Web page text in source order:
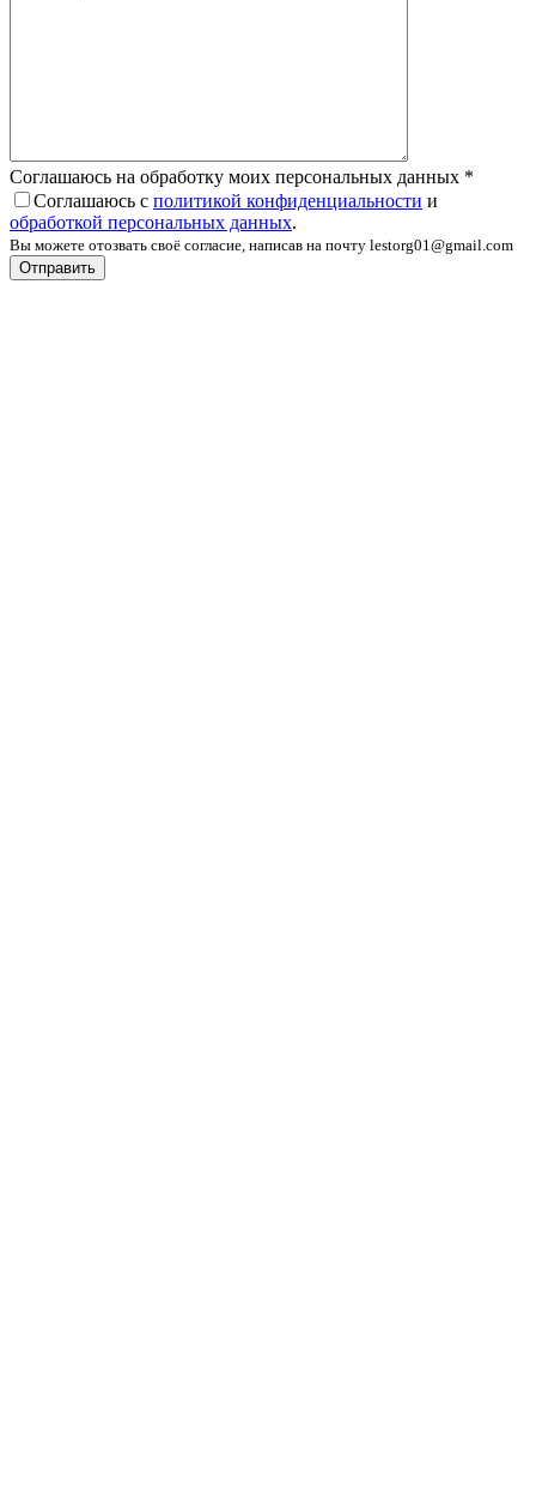
Соглашаюсь на обработку моих персональных данных *
Соглашаюсь с политикой конфиденциальности и
обработкой персональных данных.
Вы можете отозвать своё согласие, написав на почту lestorg01@gmail.com